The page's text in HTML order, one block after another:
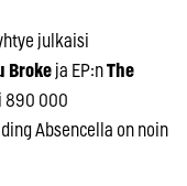
julkaisi
Broke ja EP:nThe
890 000
Absencella on noin